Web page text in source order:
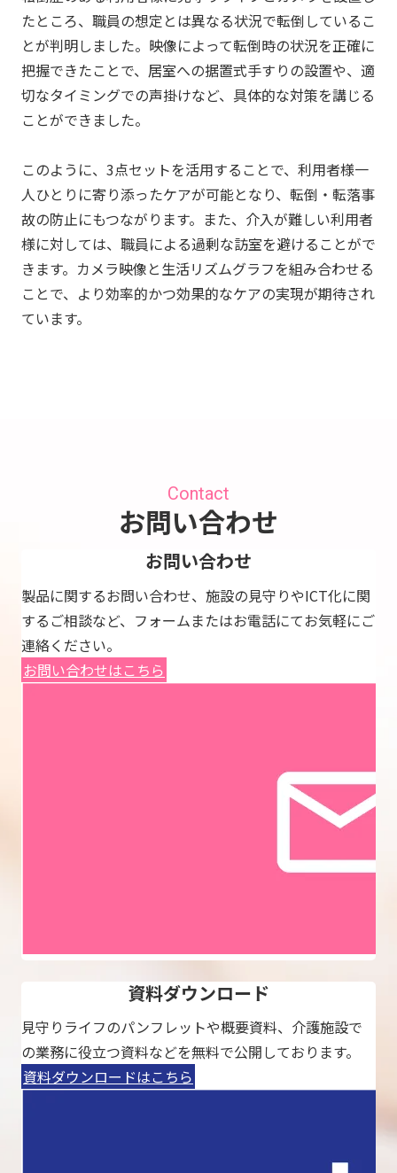
たところ、職員の想定とは異なる状況で転倒しているこ
とが判明しました。映像によって転倒時の状況を正確に
把握できたことで、居室への据置式手すりの設置や、適
切なタイミングでの声掛けなど、具体的な対策を講じる
ことができました。
このように、3点セットを活用することで、利用者様一
人ひとりに寄り添ったケアが可能となり、転倒・転落事
故の防止にもつながります。また、介入が難しい利用者
様に対しては、職員による過剰な訪室を避けることがで
きます。カメラ映像と生活リズムグラフを組み合わせる
ことで、より効率的かつ効果的なケアの実現が期待され
ています。
Contact
お問い合わせ
お問い合わせ
製品に関するお問い合わせ、施設の見守りやICT化に関
するご相談など、フォームまたはお電話にてお気軽にご
連絡ください。
お問い合わせはこちら
資料ダウンロード
見守りライフのパンフレットや概要資料、介護施設で
の業務に役立つ資料などを無料で公開しております。
資料ダウンロードはこちら